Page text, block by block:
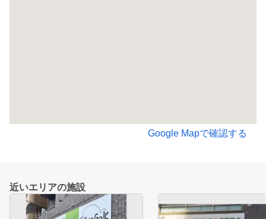
Google Mapで確認する
近いエリアの施設